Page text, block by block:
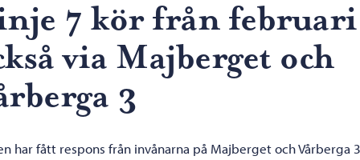
7 kör från februari
via Majberget och
3
har fått respons från invånarna på Majberget och Vårberga 3